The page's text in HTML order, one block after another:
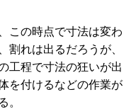
この時点で寸法は変わ
割れは出るだろうが、
工程で寸法の狂いが出
を付けるなどの作業が
。